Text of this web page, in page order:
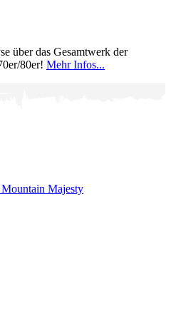
über das Gesamtwerk der
80er! Mehr Infos...
Majesty